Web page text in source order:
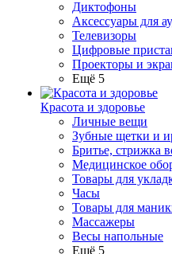
Диктофоны
Аксессуары для
Телевизоры
Цифровые
Проекторы и
Ещё 5
Красота и здоровье
Личные вещи
Зубные щетки и
Бритье, стрижка
Медицинское
Товары для
Часы
Товары для
Массажеры
Весы напольные
Ещё 5